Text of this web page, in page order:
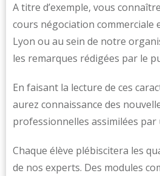
A titre d’exemple, vous
cours négociation commerciale
Lyon ou au sein de notre
les remarques rédigées par le
En faisant la lecture de ces
aurez connaissance des
professionnelles assimilées par
Chaque élève plébiscitera les
de nos experts. Des modules